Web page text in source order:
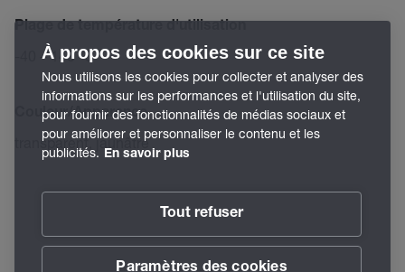
Plage de température d'utilisation
-40 – 140 °C
Couleur/Apparence
transparent, jaunâtre
À propos des cookies sur ce site
Nous utilisons les cookies pour collecter et analyser des
informations sur les performances et l'utilisation du site,
pour fournir des fonctionnalités de médias sociaux et
pour améliorer et personnaliser le contenu et les
publicités. En savoir plus
Tout refuser
Paramètres des cookies